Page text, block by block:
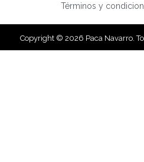
Términos y
Copyright © 2026 Paca Navarro.